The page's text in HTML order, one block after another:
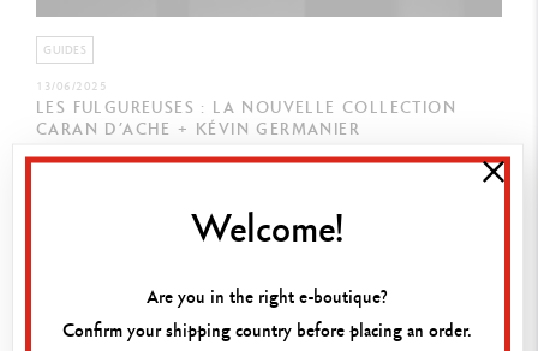
GUIDES
13/06/2025
LES FULGUREUSES : LA NOUVELLE COLLECTION
CARAN D’ACHE + KÉVIN GERMANIER
Découvrez Les Fulgureuses, une Édition Spéciale
signée Caran d’Ache et Kévin Germanier : stylos
iconiques, design haute couture et set créatif.
Welcome!
Are you in the right e-boutique?
Confirm your shipping country before placing an order.